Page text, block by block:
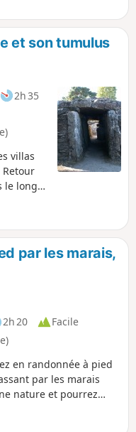
et son tumulus
2h 35
villas
le long
sur la
par les marais,
2h 20
Facile
en randonnée à pied
par les marais
nature et pourrez
découvrez un petit